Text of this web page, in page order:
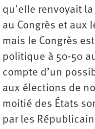
qu'elle renvoyait
au Congrès et aux
mais le Congrès
politique à 50-50
compte d’un
aux élections de
moitié des États
par les